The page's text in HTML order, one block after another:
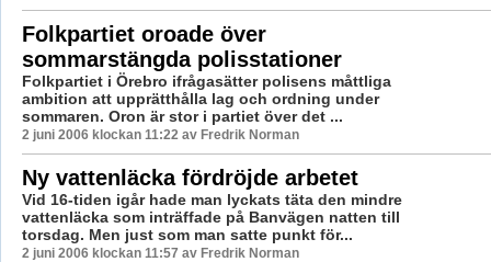
Folkpartiet oroade över
sommarstängda polisstationer
Folkpartiet i Örebro ifrågasätter polisens måttliga
ambition att upprätthålla lag och ordning under
sommaren. Oron är stor i partiet över det ...
2 juni 2006 klockan 11:22 av Fredrik Norman
Ny vattenläcka fördröjde arbetet
Vid 16-tiden igår hade man lyckats täta den mindre
vattenläcka som inträffade på Banvägen natten till
torsdag. Men just som man satte punkt för...
2 juni 2006 klockan 11:57 av Fredrik Norman